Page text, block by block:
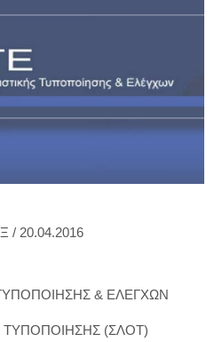
/ 20.04.2016
& ΕΛΕΓΧΩΝ
ΤΥΠΟΠΟΙΗΣΗΣ (ΣΛΟΤ)